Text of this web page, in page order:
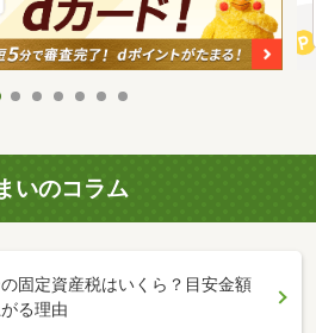
いのコラム
固定資産税はいくら？目安金額
る理由